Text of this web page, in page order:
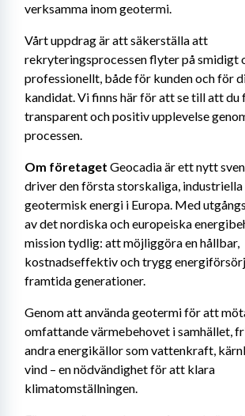
verksamma inom geotermi.
Vårt uppdrag är att säkerställa att
rekryteringsprocessen flyter på smidigt
professionellt, både för kunden och för
kandidat. Vi finns här för att se till att du
transparent och positiv upplevelse
processen.
Om företaget Geocadia är ett nytt
driver den första storskaliga, industriella
geotermisk energi i Europa. Med
av det nordiska och europeiska
mission tydlig: att möjliggöra en hållbar,
kostnadseffektiv och trygg
framtida generationer.
Genom att använda geotermi för att
omfattande värmebehovet i samhället,
andra energikällor som vattenkraft,
vind – en nödvändighet för att klara
klimatomställningen.